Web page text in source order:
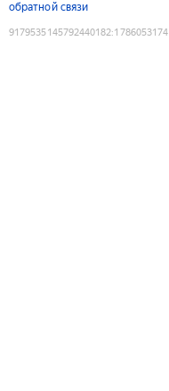
обратной связи
9179535145792440182:1786053174